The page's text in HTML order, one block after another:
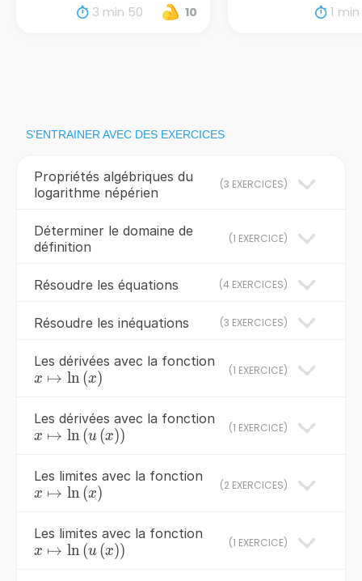
3 min 50 10 1 min
S'ENTRAINER AVEC DES EXERCICES
Propriétés algébriques du
logarithme népérien
(3 EXERCICES)
Déterminer le domaine de
définition
(1 EXERCICE)
Résoudre les équations (4 EXERCICES)
Résoudre les inéquations (3 EXERCICES)
Les dérivées avec la fonction
x\mapsto
\left(x\right)
x ↦ ln(x) (1 EXERCICE)
Les dérivées avec la fonction
x\mapsto \ln
x ↦ ln(u (x)) (1 EXERCICE)
Les limites avec la fonction
x\mapsto
\left(x\right)
x ↦ ln(x) (2 EXERCICES)
Les limites avec la fonction
x\mapsto \ln
x ↦ ln(u (x)) (1 EXERCICE)